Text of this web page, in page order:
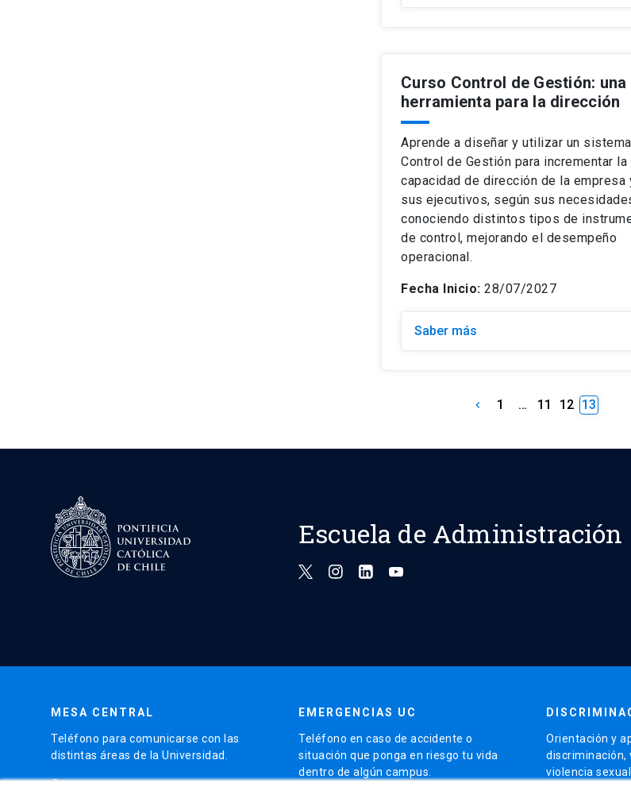
Curso Control de Gestión: una
herramienta para la dirección
Aprende a diseñar y utilizar un
Control de Gestión para incrementar la
capacidad de dirección de la empresa
sus ejecutivos, según sus
conociendo distintos tipos de
de control, mejorando el desempeño
operacional.
Fecha Inicio: 28/07/2027
Saber más
keyboard_arrow_left 1 … 11 12 13
Escuela de Administración
MESA CENTRAL
Teléfono para comunicarse con las
distintas áreas de la Universidad.
EMERGENCIAS UC
Teléfono en caso de accidente o
situación que ponga en riesgo tu vida
dentro de algún campus.
Orientación y
discriminación,
violencia sexual.